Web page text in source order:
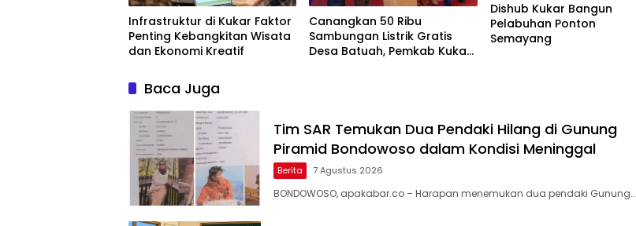
Infrastruktur di Kukar Faktor
Penting Kebangkitan Wisata
dan Ekonomi Kreatif
Canangkan 50 Ribu
Sambungan Listrik Gratis
Desa Batuah, Pemkab Kukar
Dishub Kukar Bangun
Pelabuhan Ponton
Semayang
Baca Juga
Tim SAR Temukan Dua Pendaki Hilang di Gunung
Piramid Bondowoso dalam Kondisi Meninggal
Berita 7 Agustus 2026
BONDOWOSO, apakabar.co – Harapan menemukan dua pendaki Gunung…